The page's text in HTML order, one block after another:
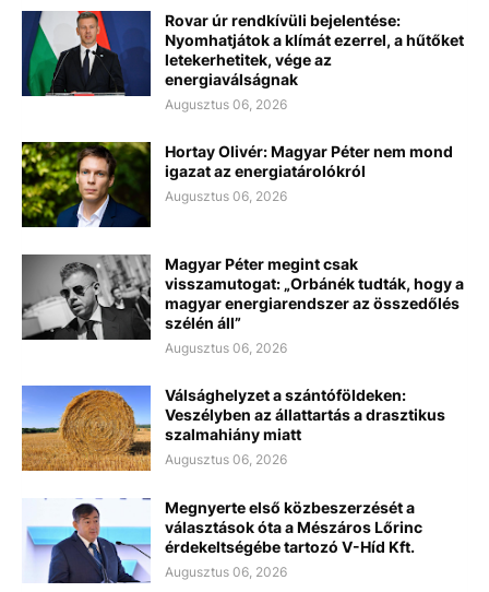
Rovar úr rendkívüli bejelentése:
Nyomhatjátok a klímát ezerrel, a hűtőket
letekerhetitek, vége az
energiaválságnak
Augusztus 06, 2026
Hortay Olivér: Magyar Péter nem mond
igazat az energiatárolókról
Augusztus 06, 2026
Magyar Péter megint csak
visszamutogat: „Orbánék tudták, hogy a
magyar energiarendszer az összedőlés
szélén áll”
Augusztus 06, 2026
Válsághelyzet a szántóföldeken:
Veszélyben az állattartás a drasztikus
szalmahiány miatt
Augusztus 06, 2026
Megnyerte első közbeszerzését a
választások óta a Mészáros Lőrinc
érdekeltségébe tartozó V-Híd Kft.
Augusztus 06, 2026